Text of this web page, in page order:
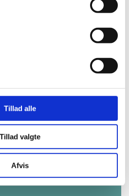
Tillad alle
Tillad valgte
Afvis
rådgiver: Erik
års erfaring med transformations-
og rådgiver mange af vores
området. Kontakt Erik på mail: